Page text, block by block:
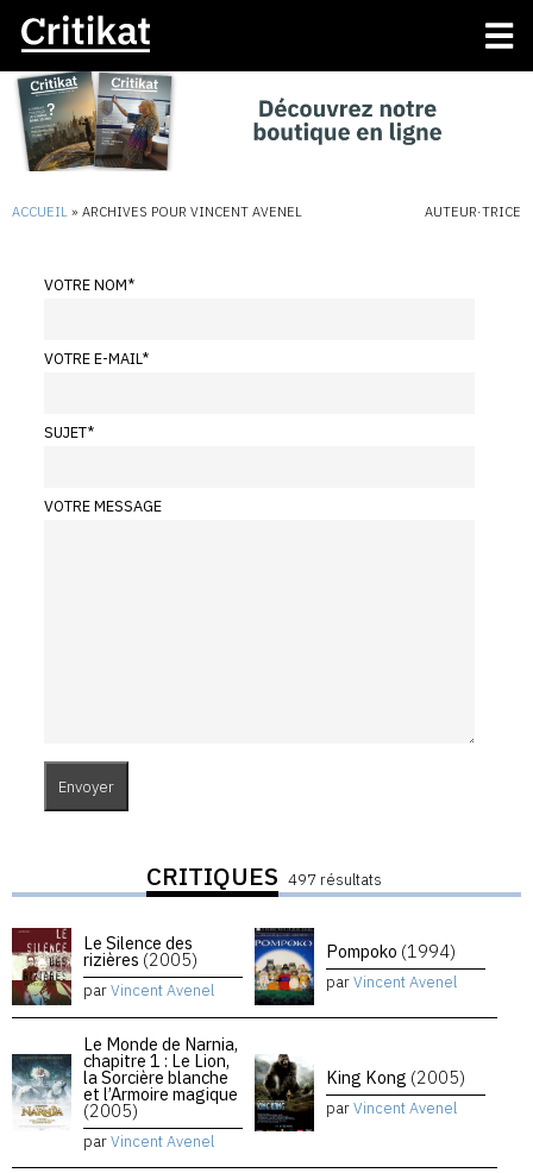
ACCUEIL » ARCHIVES POUR VINCENT AVENEL AUTEUR·TRICE
VOTRE NOM*
VOTRE E-MAIL*
SUJET*
VOTRE MESSAGE
CRITIQUES 497 résultats
Le Silence des
rizières (2005)
parVincent Avenel
Pompoko (1994)
parVincent Avenel
Le Monde de Narnia,
chapitre 1 : Le Lion,
la Sorcière blanche
et l’Armoire magique
(2005)
parVincent Avenel
King Kong (2005)
parVincent Avenel